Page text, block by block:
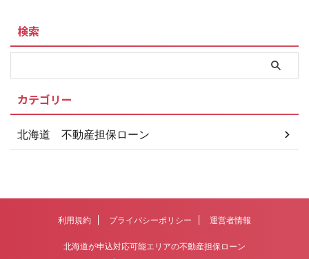
検索
カテゴリー
北海道 不動産担保ローン
利用規約 プライバシーポリシー 運営者情報
北海道が申込対応可能エリアの不動産担保ローン